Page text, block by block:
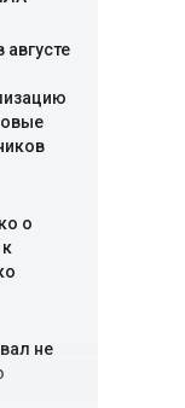
о
не